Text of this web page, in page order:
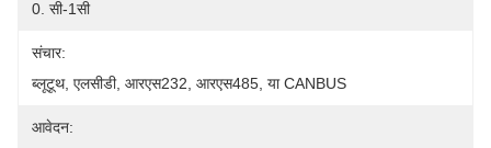
0. सी-1सी
संचार:
ब्लूटूथ, एलसीडी, आरएस232, आरएस485, या CANBUS
आवेदन: